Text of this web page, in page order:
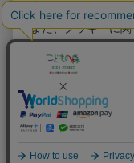
また、クッキーに関
らから行えます。詳